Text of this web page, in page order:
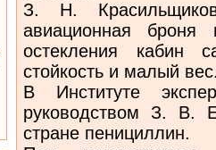
З. Н.
авиационная броня
остекления кабин
стойкость и малый
В Институте
руководством З. В.
стране пенициллин.